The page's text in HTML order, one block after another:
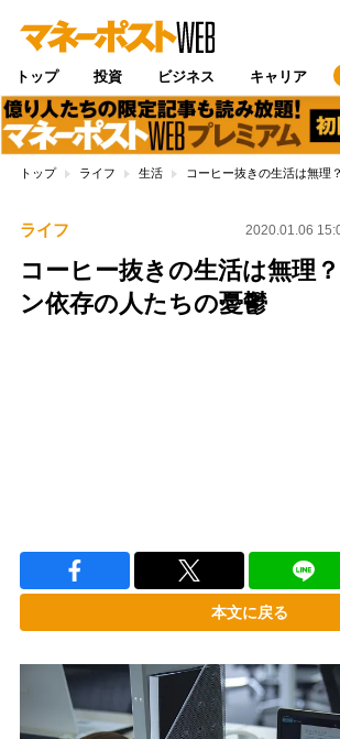
トップ 投資 ビジネス キャリア
トップ ライフ 生活 コーヒー抜きの生活は無
ライフ 2020.01.06
コーヒー抜きの生活は無理
ン依存の人たちの憂鬱
本文に戻る